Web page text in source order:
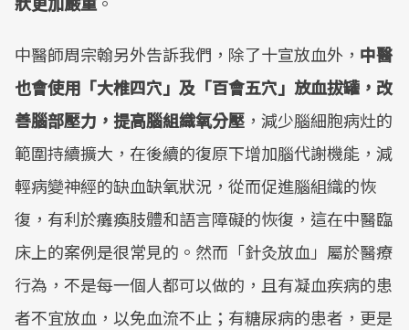
中醫師周宗翰另外告訴我們，除了十宣放血外， 中醫
也會使用「大椎四穴」及「百會五穴」放血拔罐，改
善腦部壓力，提高腦組織氧分壓 ，減少腦細胞病灶的
範圍持續擴大，在後續的復原下增加腦代謝機能，減
輕病變神經的缺血缺氧狀況，從而促進腦組織的恢
復，有利於癱瘓肢體和語言障礙的恢復，這在中醫臨
床上的案例是很常見的。然而「針灸放血」屬於醫療
行為，不是每一個人都可以做的，且有凝血疾病的患
者不宜放血，以免血流不止；有糖尿病的患者，更是